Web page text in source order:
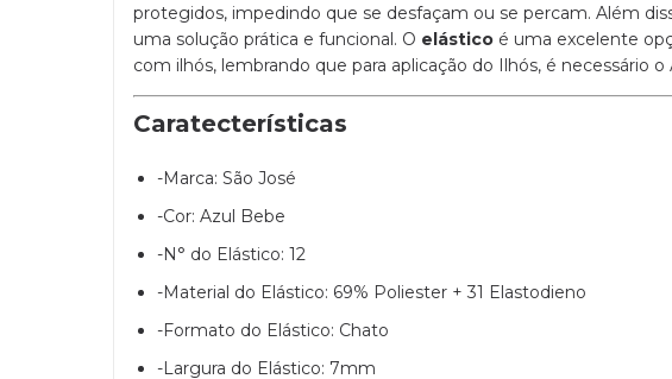
protegidos, impedindo que se desfaçam ou se percam. Além
uma solução prática e funcional. O elástico é uma excelente
com ilhós, lembrando que para aplicação do Ilhós, é necessário o
Caratecterísticas
-Marca: São José
-Cor: Azul Bebe
-N° do Elástico: 12
-Material do Elástico: 69% Poliester + 31 Elastodieno
-Formato do Elástico: Chato
-Largura do Elástico: 7mm